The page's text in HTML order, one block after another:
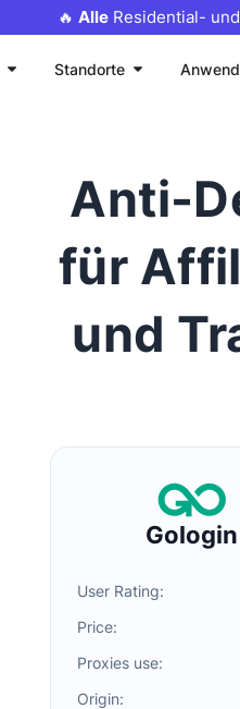
🔥 AlleResidential-
Standorte
Anti-
für
und
Gologin
User Rating:
Price:
Proxies use:
Origin: